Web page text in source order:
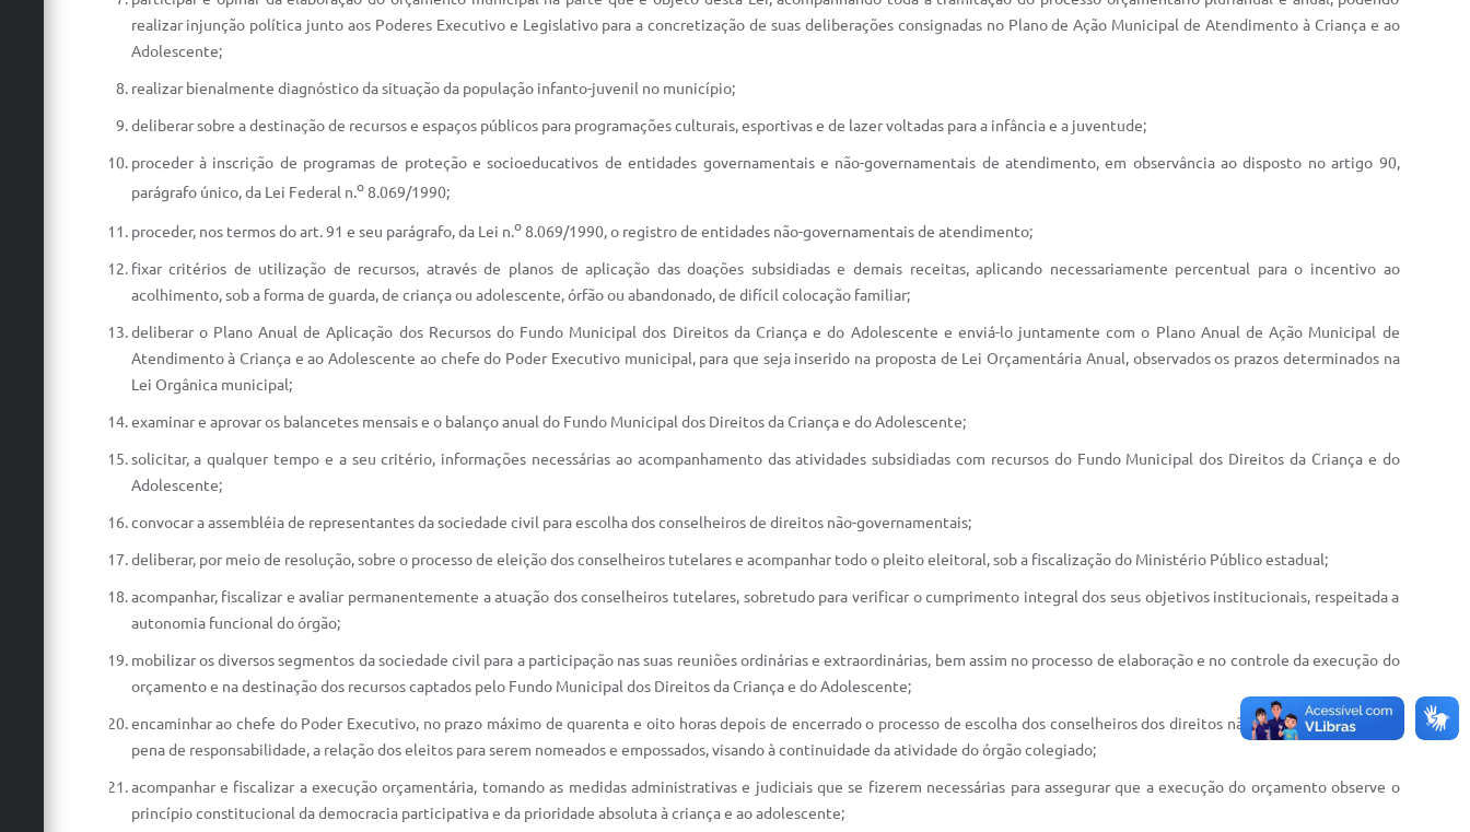
realizar injunção política junto aos Poderes Executivo e Legislativo para a concretização de suas deliberações consignadas no Plano de Ação Municipal de Atendimento à Criança e ao
Adolescente;
realizar bienalmente diagnóstico da situação da população infanto-juvenil no município;
deliberar sobre a destinação de recursos e espaços públicos para programações culturais, esportivas e de lazer voltadas para a infância e a juventude;
proceder à inscrição de programas de proteção e socioeducativos de entidades governamentais e não-governamentais de atendimento, em observância ao disposto no artigo 90,
parágrafo único, da Lei Federal n.o8.069/1990;
proceder, nos termos do art. 91 e seu parágrafo, da Lei n.o8.069/1990, o registro de entidades não-governamentais de atendimento;
fixar critérios de utilização de recursos, através de planos de aplicação das doações subsidiadas e demais receitas, aplicando necessariamente percentual para o incentivo ao
acolhimento, sob a forma de guarda, de criança ou adolescente, órfão ou abandonado, de difícil colocação familiar;
deliberar o Plano Anual de Aplicação dos Recursos do Fundo Municipal dos Direitos da Criança e do Adolescente e enviá-lo juntamente com o Plano Anual de Ação Municipal de
Atendimento à Criança e ao Adolescente ao chefe do Poder Executivo municipal, para que seja inserido na proposta de Lei Orçamentária Anual, observados os prazos determinados na
Lei Orgânica municipal;
examinar e aprovar os balancetes mensais e o balanço anual do Fundo Municipal dos Direitos da Criança e do Adolescente;
solicitar, a qualquer tempo e a seu critério, informações necessárias ao acompanhamento das atividades subsidiadas com recursos do Fundo Municipal dos Direitos da Criança e do
Adolescente;
convocar a assembléia de representantes da sociedade civil para escolha dos conselheiros de direitos não-governamentais;
deliberar, por meio de resolução, sobre o processo de eleição dos conselheiros tutelares e acompanhar todo o pleito eleitoral, sob a fiscalização do Ministério Público estadual;
acompanhar, fiscalizar e avaliar permanentemente a atuação dos conselheiros tutelares, sobretudo para verificar o cumprimento integral dos seus objetivos institucionais, respeitada a
autonomia funcional do órgão;
mobilizar os diversos segmentos da sociedade civil para a participação nas suas reuniões ordinárias e extraordinárias, bem assim no processo de elaboração e no controle da execução do
orçamento e na destinação dos recursos captados pelo Fundo Municipal dos Direitos da Criança e do Adolescente;
encaminhar ao chefe do Poder Executivo, no prazo máximo de quarenta e oito horas depois de encerrado o processo de escolha dos conselheiros dos direitos não-governamentais, sob
pena de responsabilidade, a relação dos eleitos para serem nomeados e empossados, visando à continuidade da atividade do órgão colegiado;
acompanhar e fiscalizar a execução orçamentária, tomando as medidas administrativas e judiciais que se fizerem necessárias para assegurar que a execução do orçamento observe o
princípio constitucional da democracia participativa e da prioridade absoluta à criança e ao adolescente;